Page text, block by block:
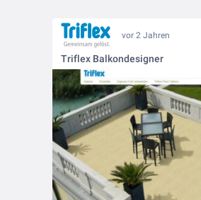
vor 2 Jahren
Triflex Balkondesigner